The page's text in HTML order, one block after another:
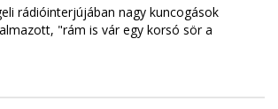
rádióinterjújában nagy kuncogások
"rám is vár egy korsó sör a